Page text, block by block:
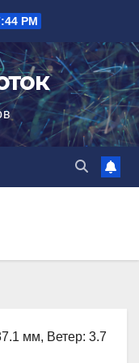
PM
мм, Ветер: 3.7